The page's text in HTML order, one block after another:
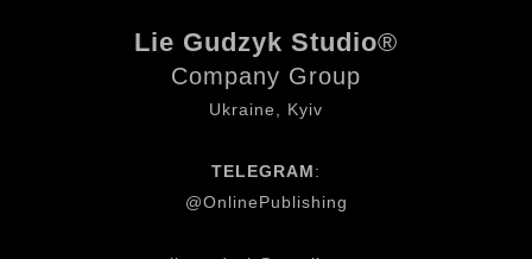
Lie Gudzyk Studio®
Company Group
Ukraine, Kyiv
TELEGRAM:
@OnlinePublishing